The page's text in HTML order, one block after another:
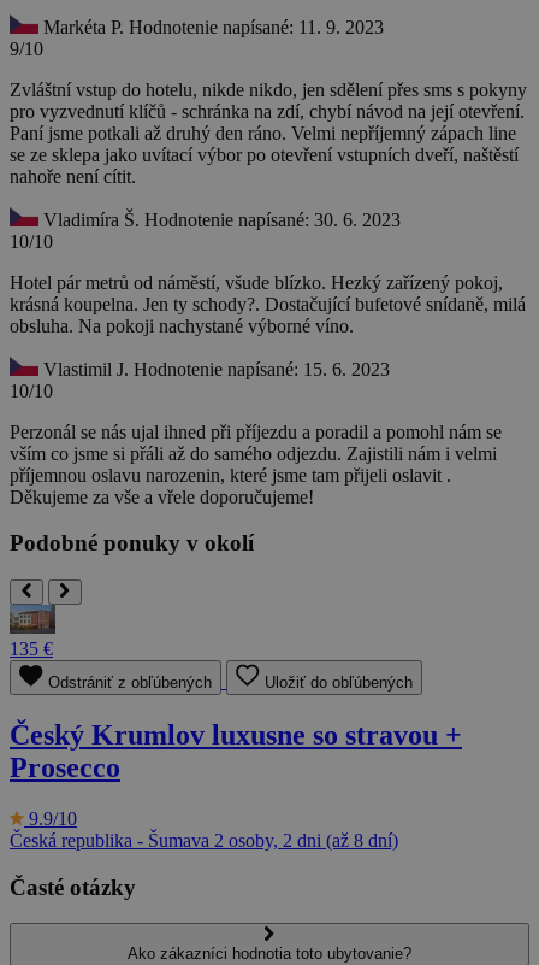
Markéta P. Hodnotenie napísané: 11. 9. 2023
9/10
Zvláštní vstup do hotelu, nikde nikdo, jen sdělení přes sms s pokyny
pro vyzvednutí klíčů - schránka na zdí, chybí návod na její otevření.
Paní jsme potkali až druhý den ráno. Velmi nepříjemný zápach line
se ze sklepa jako uvítací výbor po otevření vstupních dveří, naštěstí
nahoře není cítit.
Vladimíra Š. Hodnotenie napísané: 30. 6. 2023
10/10
Hotel pár metrů od náměstí, všude blízko. Hezký zařízený pokoj,
krásná koupelna. Jen ty schody?. Dostačující bufetové snídaně, milá
obsluha. Na pokoji nachystané výborné víno.
Vlastimil J. Hodnotenie napísané: 15. 6. 2023
10/10
Perzonál se nás ujal ihned při příjezdu a poradil a pomohl nám se
vším co jsme si přáli až do samého odjezdu. Zajistili nám i velmi
příjemnou oslavu narozenin, které jsme tam přijeli oslavit .
Děkujeme za vše a vřele doporučujeme!
Podobné ponuky v okolí
135 €
Odstrániť z obľúbených Uložiť do obľúbených
Český Krumlov luxusne so stravou +
Prosecco
9.9/10
Česká republika - Šumava 2 osoby, 2 dni (až 8 dní)
Časté otázky
Ako zákazníci hodnotia toto ubytovanie?